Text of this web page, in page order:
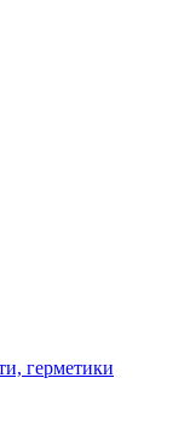
герметики